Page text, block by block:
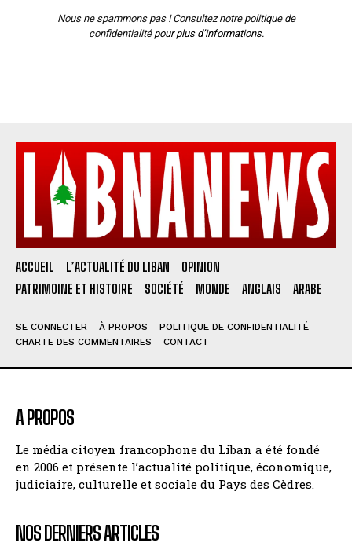
Nous ne spammons pas ! Consultez notre politique de
confidentialitépour plus d’informations.
ACCUEIL L’ACTUALITÉ DU LIBAN
OPINION
PATRIMOINE ET HISTOIRE
SOCIÉTÉ MONDE ANGLAIS ARABE
SE CONNECTER À PROPOS
POLITIQUE DE CONFIDENTIALITÉ
CHARTE DES COMMENTAIRES
CONTACT
A PROPOS
Le média citoyen francophone du Liban a été fondé
en 2006 et présente l’actualité politique, économique,
judiciaire, culturelle et sociale du Pays des Cèdres.
NOS DERNIERS ARTICLES